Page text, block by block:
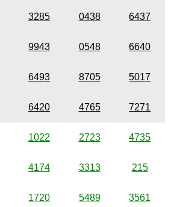
3285 0438 6437
9943 0548 6640
6493 8705 5017
6420 4765 7271
1022 2723 4735
4174 3313 215
1720 5489 3561